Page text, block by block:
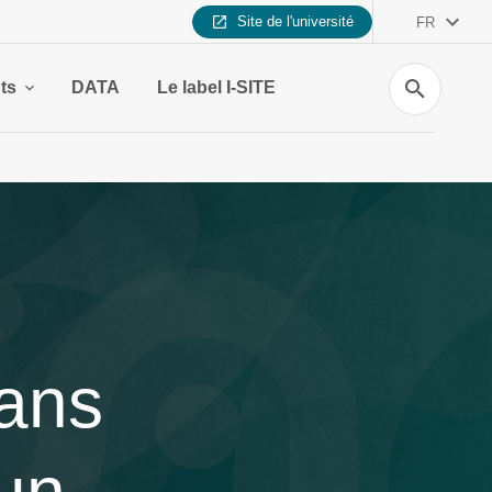
Site de l'université FR
DATA Le label I-SITE
Recherche